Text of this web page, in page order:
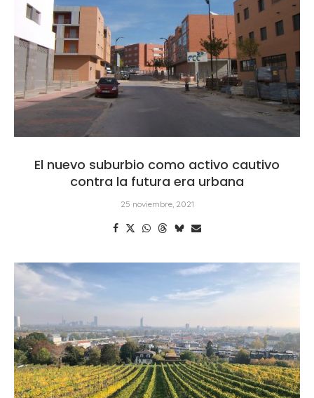
El nuevo suburbio como activo cautivo
contra la futura era urbana
25 noviembre, 2021